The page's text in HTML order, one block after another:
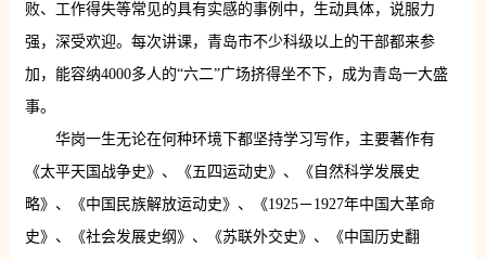
败、工作得失等常见的具有实感的事例中，生动具体，说服力
强，深受欢迎。每次讲课，青岛市不少科级以上的干部都来参
加，能容纳4000多人的“六二”广场挤得坐不下，成为青岛一大盛
事。
华岗一生无论在何种环境下都坚持学习写作，主要著作有
《太平天国战争史》、《五四运动史》、《自然科学发展史
略》、《中国民族解放运动史》、《1925－1927年中国大革命
史》、《社会发展史纲》、《苏联外交史》、《中国历史翻